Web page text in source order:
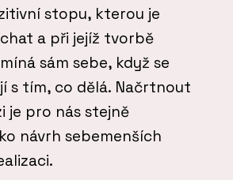
stopu, kterou je
a při jejíž tvorbě
sám sebe, když se
s tím, co dělá. Načrtnout
je pro nás stejně
návrh sebemenších